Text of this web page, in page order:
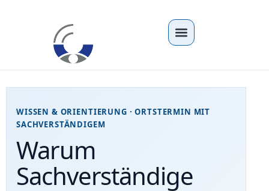
WISSEN & ORIENTIERUNG · ORTSTERMIN MIT
SACHVERSTÄNDIGEM
Warum
Sachverständige